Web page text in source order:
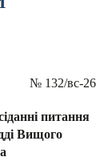
№ 132/вс-26
питання
Вищого